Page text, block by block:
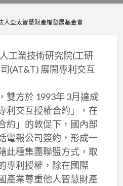
人亞太智慧財產權發展基金會
工業技術研究院(工研
(AT&T) 展開專利交互
雙方於 1993年 3月達成
利交互授權合約」，在
約」的敦促下，國內部
電報公司簽約，形成一
此種集團聯盟方式，取
專利授權，除在國際
產業尊重他人智慧財產